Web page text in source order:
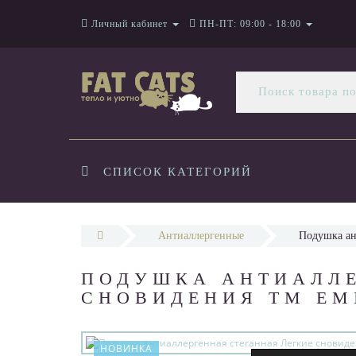
Личный кабинет ПН-ПТ: 09:00 - 18:00
СПИСОК КАТЕГОРИЙ
Антиаллергенные Подушка
ПОДУШКА
СНОВИДЕНИЯ ТМ
НОВИНКА